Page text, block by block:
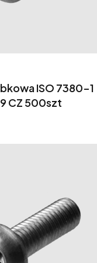
ISO 7380-1
CZ 500szt